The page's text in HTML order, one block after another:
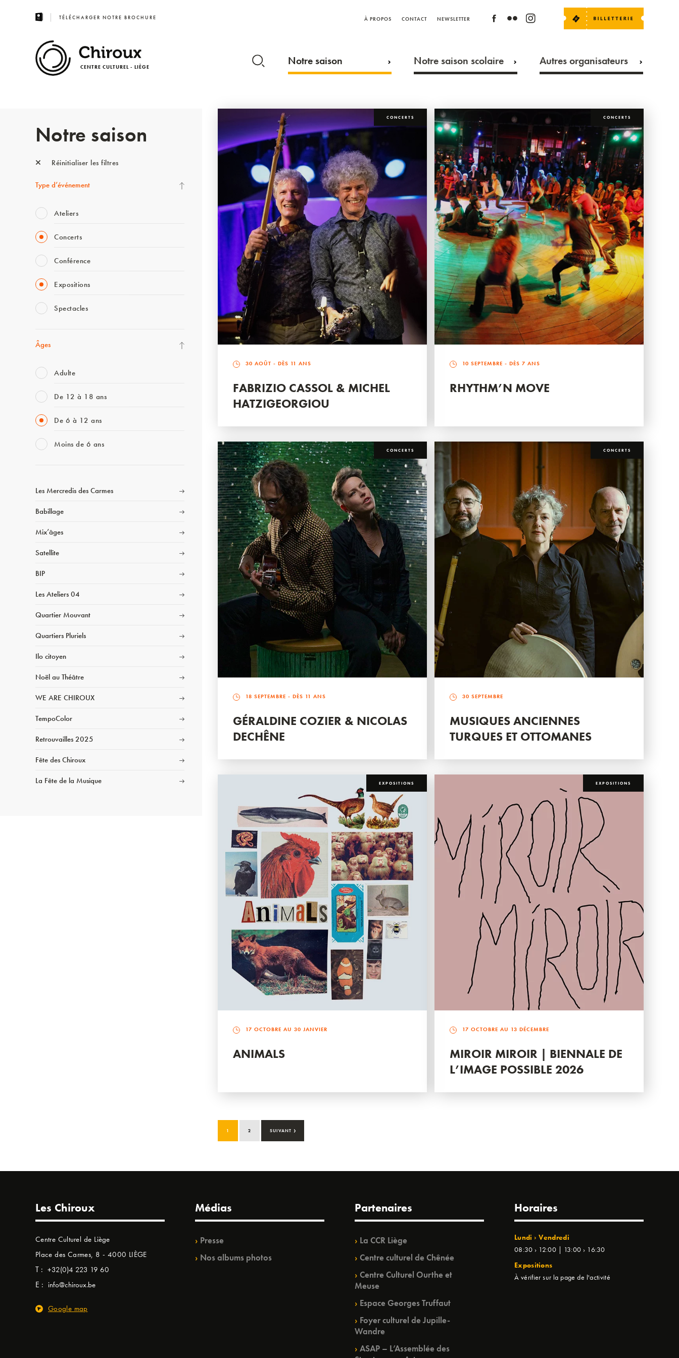
TÉLÉCHARGER NOTRE BROCHURE À PROPOS CONTACT NEWSLETTER
CENTRE CULTUREL - LIÈGE Notre saison Notre saison scolaire Autres organisateurs
Notre saison
Réinitialiser les filtres
Type d’événement
Ateliers
Concerts
Conférence
Expositions
Spectacles
Âges
Adulte
De 12 à 18 ans
De 6 à 12 ans
Moins de 6 ans
Les Mercredis des Carmes
Babillage
Mix’âges
Satellite
BIP
Les Ateliers 04
Quartier Mouvant
Quartiers Pluriels
Ilo citoyen
Noël au Théâtre
WE ARE CHIROUX
TempoColor
Retrouvailles 2025
Fête des Chiroux
La Fête de la Musique
CONCERTS
30 AOÛT - DÈS 11 ANS
FABRIZIO CASSOL & MICHEL
HATZIGEORGIOU
CONCERTS
10 SEPTEMBRE - DÈS 7 ANS
RHYTHM’N MOVE
CONCERTS
18 SEPTEMBRE - DÈS 11 ANS
GÉRALDINE COZIER & NICOLAS
DECHÊNE
CONCERTS
30 SEPTEMBRE
MUSIQUES ANCIENNES
TURQUES ET OTTOMANES
EXPOSITIONS
17 OCTOBRE AU 30 JANVIER
ANIMALS
EXPOSITIONS
17 OCTOBRE AU 13 DÉCEMBRE
MIROIR MIROIR | BIENNALE DE
L’IMAGE POSSIBLE 2026
1 2 SUIVANT ›
Les Chiroux
Centre Culturel de Liège
Place des Carmes, 8 - 4000 LIÈGE
T : +32(0)4 223 19 60
E : info@chiroux.be
Google map
Médias
Presse
Nos albums photos
Partenaires
La CCR Liège
Centre culturel de Chênée
Centre Culturel Ourthe et
Meuse
Espace Georges Truffaut
Foyer culturel de Jupille-
Wandre
ASAP – L’Assemblée des
Horaires
Lundi › Vendredi
08:30 › 12:00 | 13:00 › 16:30
Expositions
À vérifier sur la page de l'activité